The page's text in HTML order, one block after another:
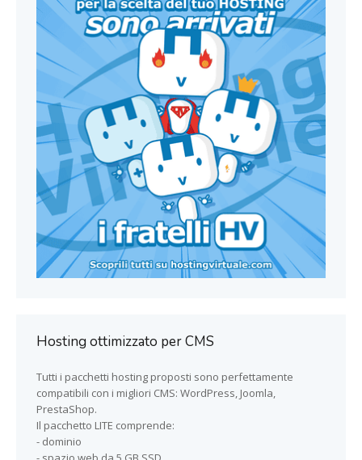
Hosting ottimizzato per CMS
Tutti i pacchetti hosting proposti sono perfettamente
compatibili con i migliori CMS: WordPress, Joomla,
PrestaShop.
Il pacchetto LITE comprende:
- dominio